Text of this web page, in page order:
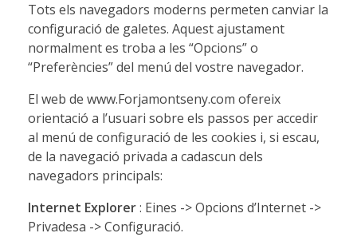
Tots els navegadors moderns permeten canviar la
configuració de galetes. Aquest ajustament
normalment es troba a les “Opcions” o
“Preferències” del menú del vostre navegador.
El web de www.Forjamontseny.com ofereix
orientació a l’usuari sobre els passos per accedir
al menú de configuració de les cookies i, si escau,
de la navegació privada a cadascun dels
navegadors principals:
Internet Explorer: Eines -> Opcions d’Internet ->
Privadesa -> Configuració.